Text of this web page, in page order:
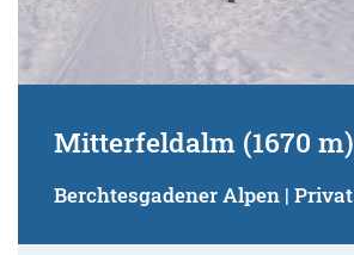
Mitterfeldalm (1670 m)
Berchtesgadener Alpen | Privat